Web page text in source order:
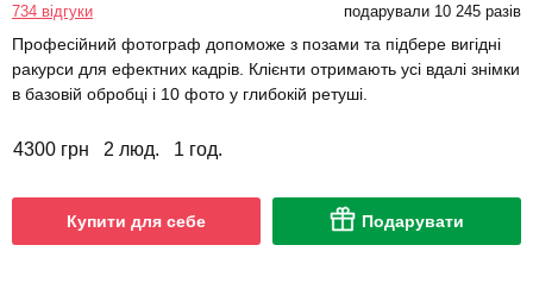
734 відгуки подарували 10 245 разів
Професійний фотограф допоможе з позами та підбере вигідні
ракурси для ефектних кадрів. Клієнти отримають усі вдалі знімки
в базовій обробці і 10 фото у глибокій ретуші.
4300 грн 2 люд. 1 год.
Купити для себе Подарувати